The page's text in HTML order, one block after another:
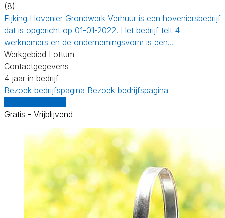
(8)
Eijking Hovenier Grondwerk Verhuur is een hoveniersbedrijf
dat is opgericht op 01-01-2022. Het bedrijf telt 4
werknemers en de ondernemingsvorm is een…
Werkgebied Lottum
Contactgegevens
4 jaar in bedrijf
Bezoek bedrijfspagina Bezoek bedrijfspagina
Gratis - Vrijblijvend